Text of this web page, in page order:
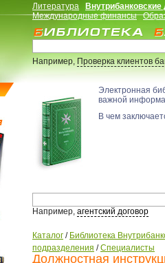
Литература
Международные финансы
Например,Проверка клиентов
Электронная
важной
В чем
Например, агентский договор
Каталог / Библиотека
подразделения /Специалисты
Должностная